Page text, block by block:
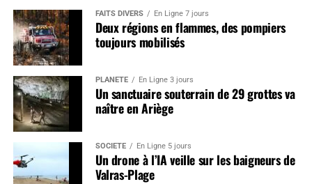
FAITS DIVERS En Ligne 7 jours
Deux régions en flammes, des pompiers
toujours mobilisés
PLANÈTE En Ligne 3 jours
Un sanctuaire souterrain de 29 grottes va
naître en Ariège
SOCIÉTÉ En Ligne 5 jours
Un drone à l’IA veille sur les baigneurs de
Valras-Plage